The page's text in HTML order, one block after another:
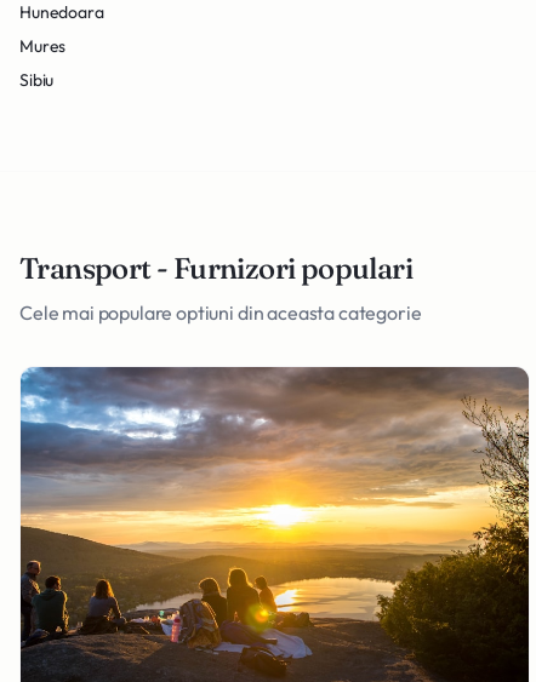
Hunedoara
Mures
Sibiu
Transport - Furnizori populari
Cele mai populare optiuni din aceasta categorie